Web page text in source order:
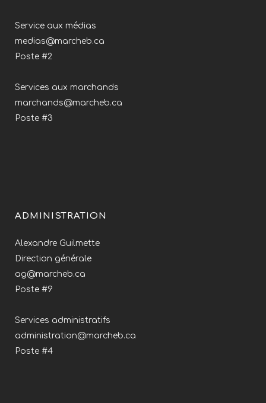
Service aux médias
medias@marcheb.ca
Poste #2
Services aux marchands
marchands@marcheb.ca
Poste #3
ADMINISTRATION
Alexandre Guilmette
Direction générale
ag@marcheb.ca
Poste #9
Services administratifs
administration@marcheb.ca
Poste #4